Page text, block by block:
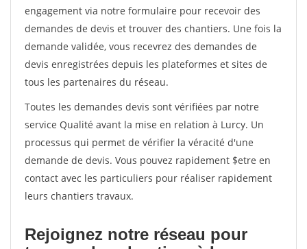
engagement via notre formulaire pour recevoir des
demandes de devis et trouver des chantiers. Une fois la
demande validée, vous recevrez des demandes de
devis enregistrées depuis les plateformes et sites de
tous les partenaires du réseau.
Toutes les demandes devis sont vérifiées par notre
service Qualité avant la mise en relation à Lurcy. Un
processus qui permet de vérifier la véracité d'une
demande de devis. Vous pouvez rapidement $etre en
contact avec les particuliers pour réaliser rapidement
leurs chantiers travaux.
Rejoignez notre réseau pour